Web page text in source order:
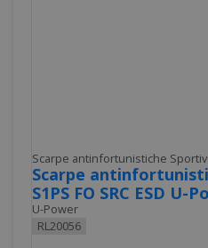
Scarpe antinfortunistiche
Scarpe
S1PS FO SRC ESD U-
U-Power
RL20056